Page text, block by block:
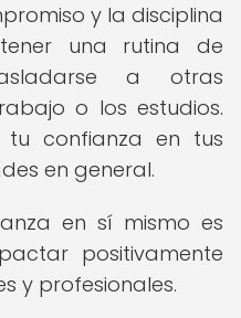
y la disciplina
una rutina de
a otras
o los estudios.
tu confianza en tus
en general.
en sí mismo es
positivamente
y profesionales.